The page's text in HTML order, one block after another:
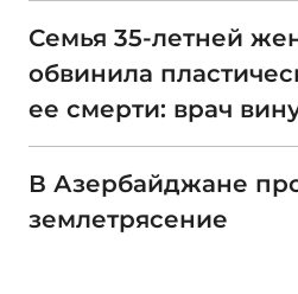
Семья 35-летней
обвинила
ее смерти: врач
В Азербайджане
землетрясение